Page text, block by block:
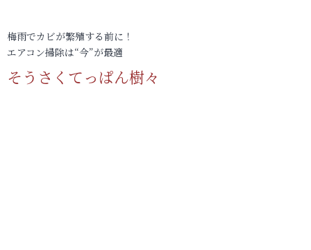
梅雨でカビが繁殖する前に！
エアコン掃除は“今”が最適
そうさくてっぱん樹々